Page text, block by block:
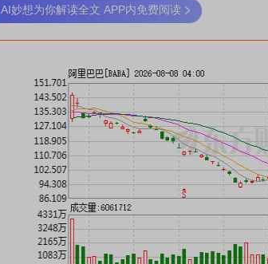
AI妙想为你解读全文 APP内免费阅读
稀土板块领涨